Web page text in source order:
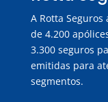
A Rotta
de 4.200
3.300 seguros
emitidas para
segmentos.